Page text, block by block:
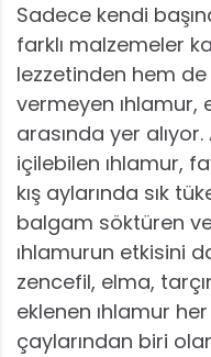
Sadece kendi
farklı malzemeler
lezzetinden hem
vermeyen ıhlamur,
arasında yer
içilebilen ıhlamur,
kış aylarında sık
balgam söktüren
ıhlamurun etkisini
zencefil, elma,
eklenen ıhlamur
çaylarından biri